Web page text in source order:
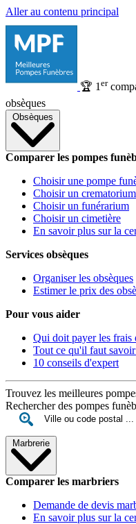
Aller au contenu principal
🏆 1 er
obsèques
Obsèques
Comparer les pompes
Choisir une pompe
Choisir un crematorium
Choisir un funérarium
Choisir un cimetière
En savoir plus sur la
Services obsèques
Organiser les obsèques
Estimer le prix des
Pour vous aider
Qui doit payer les frais
Tout ce qu'il faut
10 conseils d'expert
Trouvez les meilleures
Rechercher des pompes
Marbrerie
Comparer les marbriers
Demande de devis
En savoir plus sur la